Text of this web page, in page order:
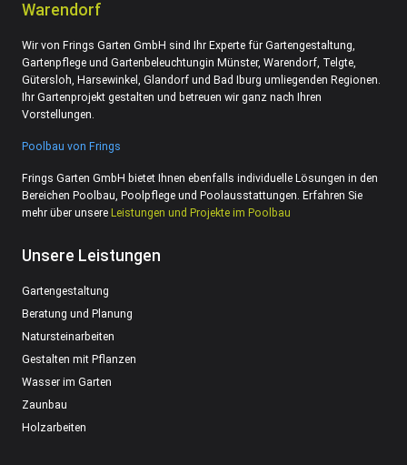
Warendorf
Wir von Frings Garten GmbH sind Ihr Experte für Gartengestaltung,
Gartenpflege und Gartenbeleuchtungin Münster, Warendorf, Telgte,
Gütersloh, Harsewinkel, Glandorf und Bad Iburg umliegenden Regionen.
Ihr Gartenprojekt gestalten und betreuen wir ganz nach Ihren
Vorstellungen.
Poolbau von Frings
Frings Garten GmbH bietet Ihnen ebenfalls individuelle Lösungen in den
Bereichen Poolbau, Poolpflege und Poolausstattungen. Erfahren Sie
mehr über unsere Leistungen und Projekte im Poolbau
Unsere Leistungen
Gartengestaltung
Beratung und Planung
Natursteinarbeiten
Gestalten mit Pflanzen
Wasser im Garten
Zaunbau
Holzarbeiten